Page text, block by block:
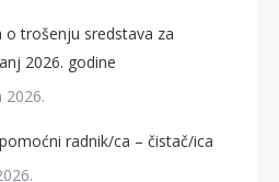
o trošenju sredstava za
2026. godine
2026.
radnik/ca – čistač/ica